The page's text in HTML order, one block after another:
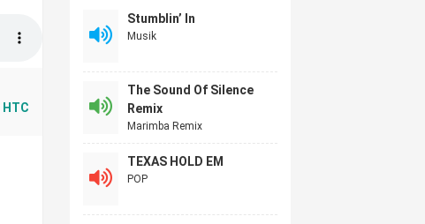
HTC
Stumblin’ In
Musik
The Sound Of Silence
Remix
Marimba Remix
TEXAS HOLD EM
POP